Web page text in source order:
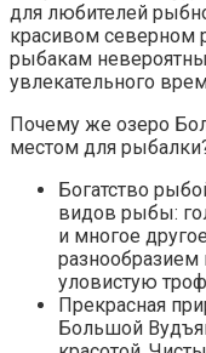
для любителей
красивом северном
рыбакам
увлекательного
Почему же озеро
местом для
Богатство
видов рыбы:
и многое
разнообразием
уловистую
Прекрасная
Большой